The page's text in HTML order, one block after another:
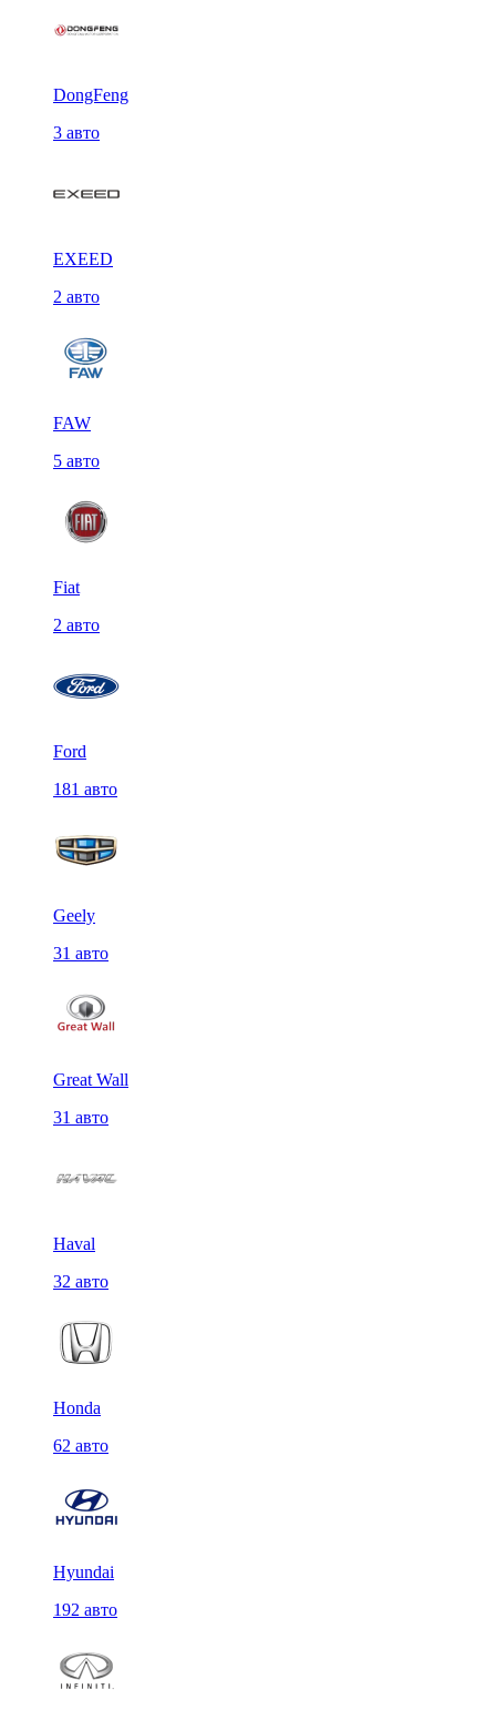
DongFeng
3 авто
EXEED
2 авто
FAW
5 авто
Fiat
2 авто
Ford
181 авто
Geely
31 авто
Great Wall
31 авто
Haval
32 авто
Honda
62 авто
Hyundai
192 авто